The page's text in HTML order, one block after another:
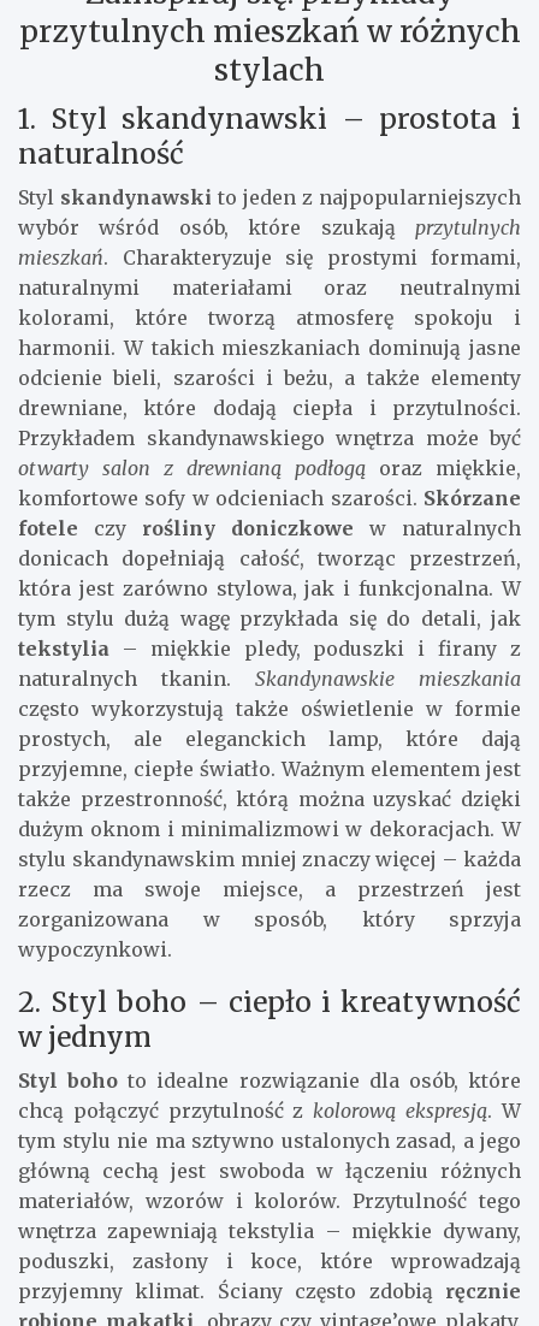
przytulnych mieszkań w różnych
stylach
1. Styl skandynawski – prostota i
naturalność
Styl skandynawski to jeden z najpopularniejszych
wybór wśród osób, które szukają przytulnych
mieszkań. Charakteryzuje się prostymi formami,
naturalnymi materiałami oraz neutralnymi
kolorami, które tworzą atmosferę spokoju i
harmonii. W takich mieszkaniach dominują jasne
odcienie bieli, szarości i beżu, a także elementy
drewniane, które dodają ciepła i przytulności.
Przykładem skandynawskiego wnętrza może być
otwarty salon z drewnianą podłogą oraz miękkie,
komfortowe sofy w odcieniach szarości. Skórzane
fotele czy rośliny doniczkowe w naturalnych
donicach dopełniają całość, tworząc przestrzeń,
która jest zarówno stylowa, jak i funkcjonalna. W
tym stylu dużą wagę przykłada się do detali, jak
tekstylia – miękkie pledy, poduszki i firany z
naturalnych tkanin. Skandynawskie mieszkania
często wykorzystują także oświetlenie w formie
prostych, ale eleganckich lamp, które dają
przyjemne, ciepłe światło. Ważnym elementem jest
także przestronność, którą można uzyskać dzięki
dużym oknom i minimalizmowi w dekoracjach. W
stylu skandynawskim mniej znaczy więcej – każda
rzecz ma swoje miejsce, a przestrzeń jest
zorganizowana w sposób, który sprzyja
wypoczynkowi.
2. Styl boho – ciepło i kreatywność
w jednym
Styl boho to idealne rozwiązanie dla osób, które
chcą połączyć przytulność z kolorową ekspresją. W
tym stylu nie ma sztywno ustalonych zasad, a jego
główną cechą jest swoboda w łączeniu różnych
materiałów, wzorów i kolorów. Przytulność tego
wnętrza zapewniają tekstylia – miękkie dywany,
poduszki, zasłony i koce, które wprowadzają
przyjemny klimat. Ściany często zdobią ręcznie
robione makatki , obrazy czy vintage’owe plakaty.